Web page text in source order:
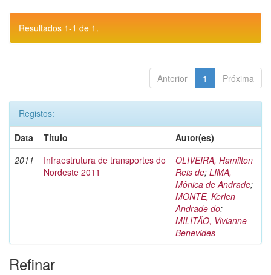
Resultados 1-1 de 1.
Anterior 1 Próxima
Registos:
Data
Título
Autor(es)
2011
Infraestrutura de transportes do
Nordeste 2011
OLIVEIRA, Hamilton
Reis de; LIMA,
Mônica de Andrade;
MONTE, Kerlen
Andrade do;
MILITÃO, Vivianne
Benevides
Refinar